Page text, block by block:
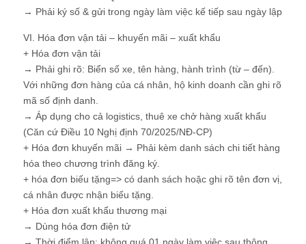
→ Phải ký số & gửi trong ngày làm việc kế tiếp sau ngày lập
VI. Hóa đơn vận tải – khuyến mãi – xuất khẩu
+ Hóa đơn vận tải
→ Phải ghi rõ: Biển số xe, tên hàng, hành trình (từ – đến).
Với những đơn hàng của cá nhân, hộ kinh doanh cần ghi rõ
mã số định danh.
→ Áp dụng cho cả logistics, thuê xe chở hàng xuất khẩu
(Căn cứ Điều 10 Nghị định 70/2025/NĐ-CP)
+ Hóa đơn khuyến mãi → Phải kèm danh sách chi tiết hàng
hóa theo chương trình đăng ký.
+ hóa đơn biếu tặng=> có danh sách hoặc ghi rõ tên đơn vị,
cá nhân được nhận biếu tặng.
+ Hóa đơn xuất khẩu thương mại
→ Dùng hóa đơn điện tử